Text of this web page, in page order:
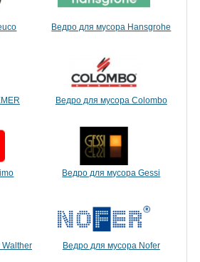
Ведро для мусора Hansgrohe
Ведро для мусора Colombo
Ведро для мусора Gessi
Walther Ведро для мусора Nofer